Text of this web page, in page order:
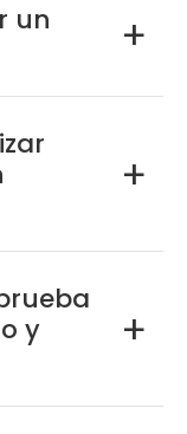
a
un
a
a
y